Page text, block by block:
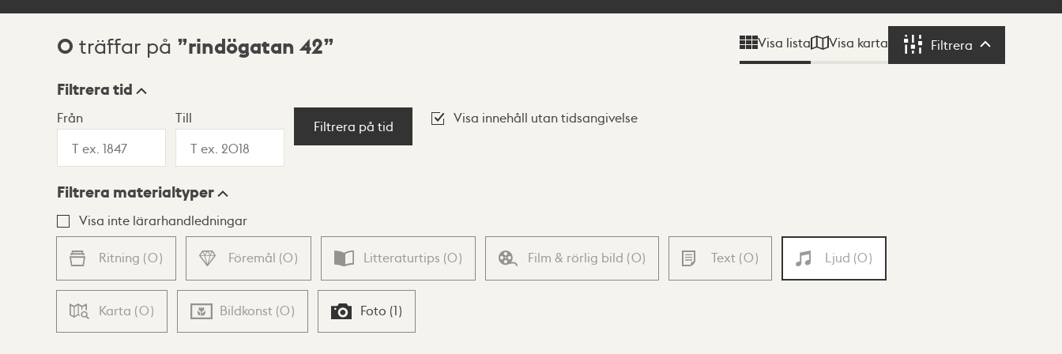
Sökresultat
0 träffar på rindögatan 42 Visa lista Visa karta Filtrera Filtrera
Visningsläge
Lista Karta
Filtrera tid
Från Till
Filtrera på tid
Visa innehåll utan tidsangivelse
Filtrera materialtyper
Visa inte lärarhandledningar
Ritning (0) Föremål (0) Litteraturtips (0) Film & rörlig bild (0) Text (0) Ljud (0)
Karta (0) Bildkonst (0) Foto (1)